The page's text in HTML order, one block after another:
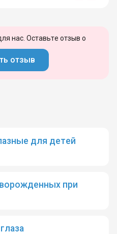
нас. Оставьте отзыв о
отзыв
для детей
при